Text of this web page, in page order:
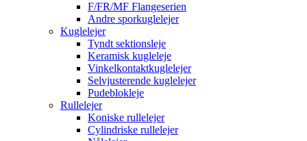
F/FR/MF Flangeserien
Andre sporkuglelejer
Kuglelejer
Tyndt sektionsleje
Keramisk kugleleje
Vinkelkontaktkuglelejer
Selvjusterende kuglelejer
Pudeblokleje
Rullelejer
Koniske rullelejer
Cylindriske rullelejer